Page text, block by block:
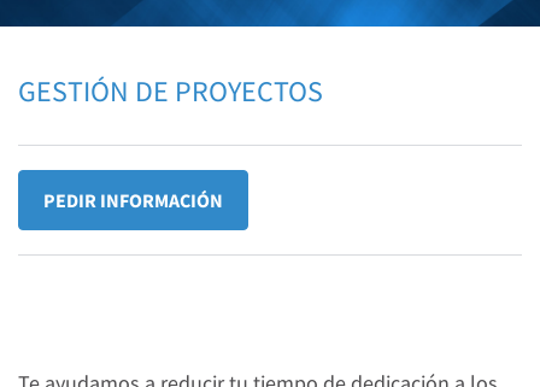
GESTIÓN DE PROYECTOS
PEDIR INFORMACIÓN